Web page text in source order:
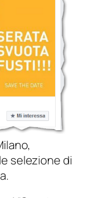
selezione di